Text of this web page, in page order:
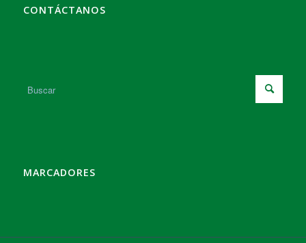
CONTÁCTANOS
MARCADORES